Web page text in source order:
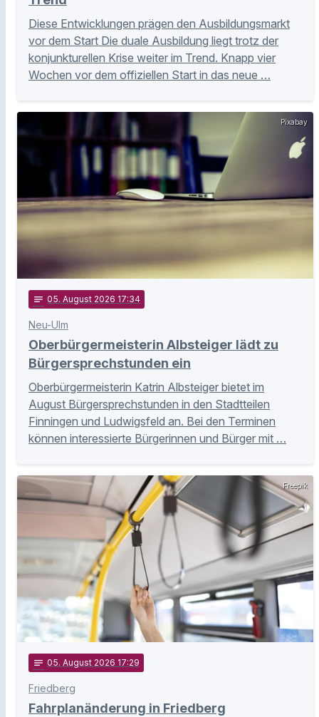
Diese Entwicklungen prägen den Ausbildungsmarkt
vor dem Start Die duale Ausbildung liegt trotz der
konjunkturellen Krise weiter im Trend. Knapp vier
Wochen vor dem offiziellen Start in das neue …
Pixabay
notes 05. August 2026 17:34
Neu-Ulm
Oberbürgermeisterin Albsteiger lädt zu
Bürgersprechstunden ein
Oberbürgermeisterin Katrin Albsteiger bietet im
August Bürgersprechstunden in den Stadtteilen
Finningen und Ludwigsfeld an. Bei den Terminen
können interessierte Bürgerinnen und Bürger mit …
Freepik
notes 05. August 2026 17:29
Friedberg
Fahrplanänderung in Friedberg